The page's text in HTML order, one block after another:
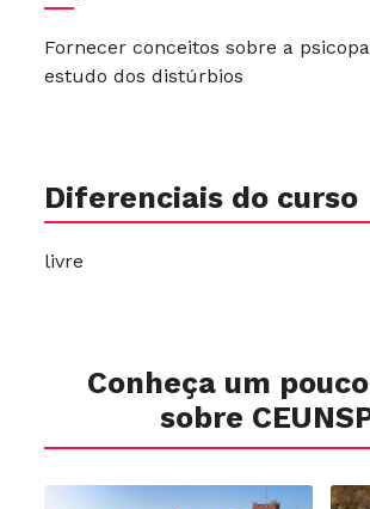
Fornecer conceitos sobre a
estudo dos distúrbios
Diferenciais do curso
livre
Conheça um
sobre